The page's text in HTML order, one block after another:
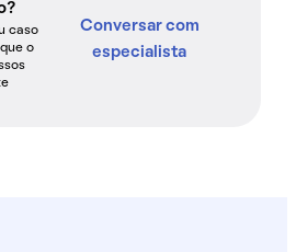
caso
o
Conversar com
especialista